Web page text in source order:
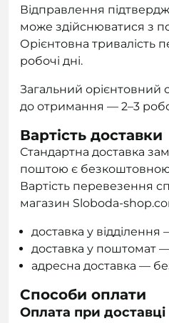
Відправлення
може здійснюватися з
Орієнтовна тривалість
робочі дні.
Загальний орієнтовний
до отримання — 2–3
Вартість доставки
Стандартна доставка
поштою є
Вартість перевезення
магазин Sloboda-
доставка у
доставка у поштомат
адресна доставка —
Способи оплати
Оплата при доставці